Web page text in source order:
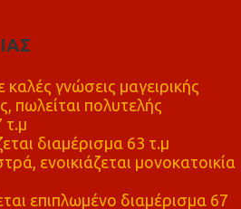
καλές γνώσεις μαγειρικής
πωλείται πολυτελής
τ.μ
διαμέρισμα 63 τ.μ
ενοικιάζεται μονοκατοικία
επιπλωμένο διαμέρισμα 67